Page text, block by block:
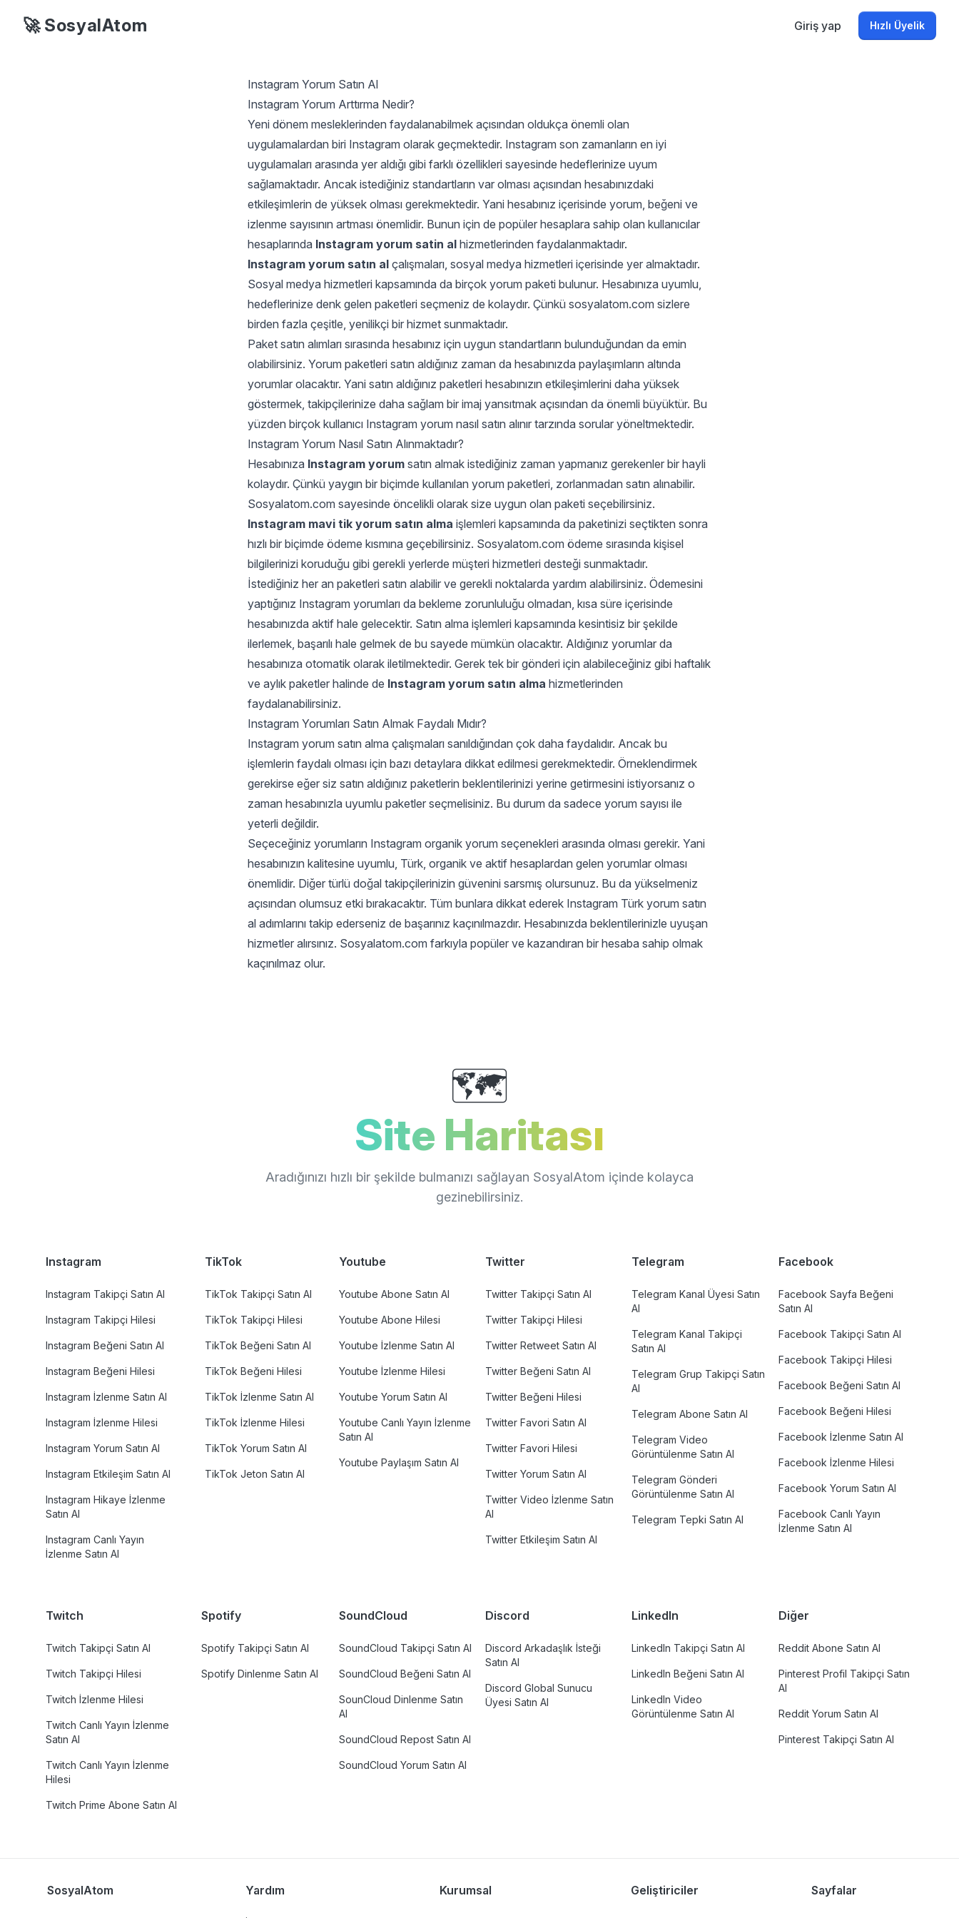
🚀 SosyalAtom Giriş yap Hızlı Üyelik
Instagram Yorum Satın Al
Instagram Yorum Arttırma Nedir?
Yeni dönem mesleklerinden faydalanabilmek açısından oldukça önemli olan
uygulamalardan biri Instagram olarak geçmektedir. Instagram son zamanların en iyi
uygulamaları arasında yer aldığı gibi farklı özellikleri sayesinde hedeflerinize uyum
sağlamaktadır. Ancak istediğiniz standartların var olması açısından hesabınızdaki
etkileşimlerin de yüksek olması gerekmektedir. Yani hesabınız içerisinde yorum, beğeni ve
izlenme sayısının artması önemlidir. Bunun için de popüler hesaplara sahip olan kullanıcılar
hesaplarında Instagram yorum satin al hizmetlerinden faydalanmaktadır.
Instagram yorum satın al çalışmaları, sosyal medya hizmetleri içerisinde yer almaktadır.
Sosyal medya hizmetleri kapsamında da birçok yorum paketi bulunur. Hesabınıza uyumlu,
hedeflerinize denk gelen paketleri seçmeniz de kolaydır. Çünkü sosyalatom.com sizlere
birden fazla çeşitle, yenilikçi bir hizmet sunmaktadır.
Paket satın alımları sırasında hesabınız için uygun standartların bulunduğundan da emin
olabilirsiniz. Yorum paketleri satın aldığınız zaman da hesabınızda paylaşımların altında
yorumlar olacaktır. Yani satın aldığınız paketleri hesabınızın etkileşimlerini daha yüksek
göstermek, takipçilerinize daha sağlam bir imaj yansıtmak açısından da önemli büyüktür. Bu
yüzden birçok kullanıcı Instagram yorum nasıl satın alınır tarzında sorular yöneltmektedir.
Instagram Yorum Nasıl Satın Alınmaktadır?
Hesabınıza Instagram yorum satın almak istediğiniz zaman yapmanız gerekenler bir hayli
kolaydır. Çünkü yaygın bir biçimde kullanılan yorum paketleri, zorlanmadan satın alınabilir.
Sosyalatom.com sayesinde öncelikli olarak size uygun olan paketi seçebilirsiniz.
Instagram mavi tik yorum satın alma işlemleri kapsamında da paketinizi seçtikten sonra
hızlı bir biçimde ödeme kısmına geçebilirsiniz. Sosyalatom.com ödeme sırasında kişisel
bilgilerinizi koruduğu gibi gerekli yerlerde müşteri hizmetleri desteği sunmaktadır.
İstediğiniz her an paketleri satın alabilir ve gerekli noktalarda yardım alabilirsiniz. Ödemesini
yaptığınız Instagram yorumları da bekleme zorunluluğu olmadan, kısa süre içerisinde
hesabınızda aktif hale gelecektir. Satın alma işlemleri kapsamında kesintisiz bir şekilde
ilerlemek, başarılı hale gelmek de bu sayede mümkün olacaktır. Aldığınız yorumlar da
hesabınıza otomatik olarak iletilmektedir. Gerek tek bir gönderi için alabileceğiniz gibi haftalık
ve aylık paketler halinde de Instagram yorum satın alma hizmetlerinden
faydalanabilirsiniz.
Instagram Yorumları Satın Almak Faydalı Mıdır?
Instagram yorum satın alma çalışmaları sanıldığından çok daha faydalıdır. Ancak bu
işlemlerin faydalı olması için bazı detaylara dikkat edilmesi gerekmektedir. Örneklendirmek
gerekirse eğer siz satın aldığınız paketlerin beklentilerinizi yerine getirmesini istiyorsanız o
zaman hesabınızla uyumlu paketler seçmelisiniz. Bu durum da sadece yorum sayısı ile
yeterli değildir.
Seçeceğiniz yorumların Instagram organik yorum seçenekleri arasında olması gerekir. Yani
hesabınızın kalitesine uyumlu, Türk, organik ve aktif hesaplardan gelen yorumlar olması
önemlidir. Diğer türlü doğal takipçilerinizin güvenini sarsmış olursunuz. Bu da yükselmeniz
açısından olumsuz etki bırakacaktır. Tüm bunlara dikkat ederek Instagram Türk yorum satın
al adımlarını takip ederseniz de başarınız kaçınılmazdır. Hesabınızda beklentilerinizle uyuşan
hizmetler alırsınız. Sosyalatom.com farkıyla popüler ve kazandıran bir hesaba sahip olmak
kaçınılmaz olur.
🗺️
Site Haritası
Aradığınızı hızlı bir şekilde bulmanızı sağlayan SosyalAtom içinde kolayca
gezinebilirsiniz.
Instagram
Instagram Takipçi Satın Al
Instagram Takipçi Hilesi
Instagram Beğeni Satın Al
Instagram Beğeni Hilesi
Instagram İzlenme Satın Al
Instagram İzlenme Hilesi
Instagram Yorum Satın Al
Instagram Etkileşim Satın Al
Instagram Hikaye İzlenme
Satın Al
Instagram Canlı Yayın
İzlenme Satın Al
TikTok
TikTok Takipçi Satın Al
TikTok Takipçi Hilesi
TikTok Beğeni Satın Al
TikTok Beğeni Hilesi
TikTok İzlenme Satın Al
TikTok İzlenme Hilesi
TikTok Yorum Satın Al
TikTok Jeton Satın Al
Youtube
Youtube Abone Satın Al
Youtube Abone Hilesi
Youtube İzlenme Satın Al
Youtube İzlenme Hilesi
Youtube Yorum Satın Al
Youtube Canlı Yayın İzlenme
Satın Al
Youtube Paylaşım Satın Al
Twitter
Twitter Takipçi Satın Al
Twitter Takipçi Hilesi
Twitter Retweet Satın Al
Twitter Beğeni Satın Al
Twitter Beğeni Hilesi
Twitter Favori Satın Al
Twitter Favori Hilesi
Twitter Yorum Satın Al
Twitter Video İzlenme Satın
Al
Twitter Etkileşim Satın Al
Telegram
Telegram Kanal Üyesi Satın
Al
Telegram Kanal Takipçi
Satın Al
Telegram Grup Takipçi Satın
Al
Telegram Abone Satın Al
Telegram Video
Görüntülenme Satın Al
Telegram Gönderi
Görüntülenme Satın Al
Telegram Tepki Satın Al
Facebook
Facebook Sayfa Beğeni
Satın Al
Facebook Takipçi Satın Al
Facebook Takipçi Hilesi
Facebook Beğeni Satın Al
Facebook Beğeni Hilesi
Facebook İzlenme Satın Al
Facebook İzlenme Hilesi
Facebook Yorum Satın Al
Facebook Canlı Yayın
İzlenme Satın Al
Twitch
Twitch Takipçi Satın Al
Twitch Takipçi Hilesi
Twitch İzlenme Hilesi
Twitch Canlı Yayın İzlenme
Satın Al
Twitch Canlı Yayın İzlenme
Hilesi
Twitch Prime Abone Satın Al
Spotify
Spotify Takipçi Satın Al
Spotify Dinlenme Satın Al
SoundCloud
SoundCloud Takipçi Satın Al
SoundCloud Beğeni Satın Al
SounCloud Dinlenme Satın
Al
SoundCloud Repost Satın Al
SoundCloud Yorum Satın Al
Discord
Discord Arkadaşlık İsteği
Satın Al
Discord Global Sunucu
Üyesi Satın Al
LinkedIn
LinkedIn Takipçi Satın Al
LinkedIn Beğeni Satın Al
LinkedIn Video
Görüntülenme Satın Al
Diğer
Reddit Abone Satın Al
Pinterest Profil Takipçi Satın
Al
Reddit Yorum Satın Al
Pinterest Takipçi Satın Al
SosyalAtom Yardım Kurumsal Geliştiriciler Sayfalar